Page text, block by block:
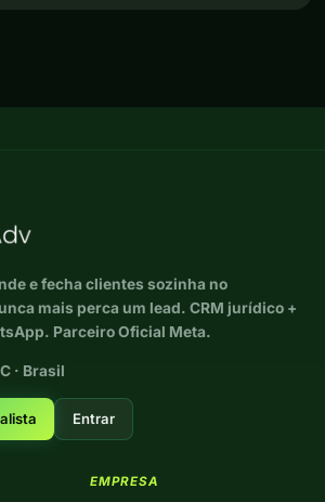
e fecha clientes sozinha no
mais perca um lead. CRM jurídico +
Parceiro Oficial Meta.
· Brasil
Entrar
EMPRESA